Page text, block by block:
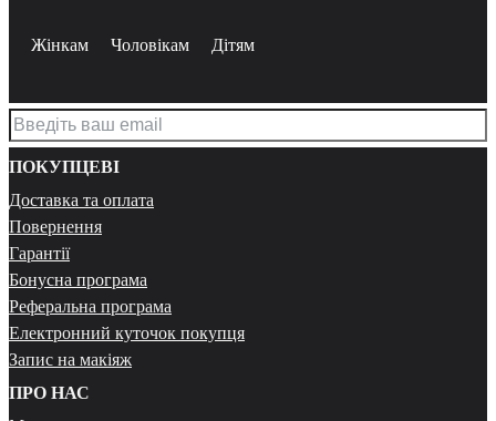
Жінкам Чоловікам Дітям
ПОКУПЦЕВІ
Доставка та оплата
Повернення
Гарантії
Бонусна програма
Реферальна програма
Електронний куточок покупця
Запис на макіяж
ПРО НАС